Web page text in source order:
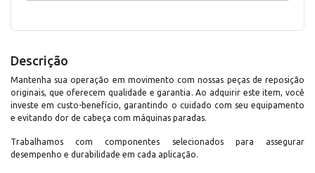
Descrição
Mantenha sua operação em movimento com nossas peças de reposição
originais, que oferecem qualidade e garantia. Ao adquirir este item, você
investe em custo-benefício, garantindo o cuidado com seu equipamento
e evitando dor de cabeça com máquinas paradas.
Trabalhamos com componentes selecionados para assegurar
desempenho e durabilidade em cada aplicação.